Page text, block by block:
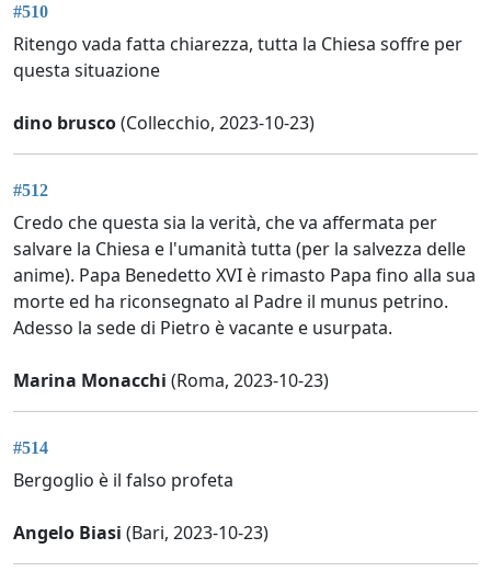
#510
Ritengo vada fatta chiarezza, tutta la Chiesa soffre per
questa situazione
dino brusco(Collecchio, 2023-10-23)
#512
Credo che questa sia la verità, che va affermata per
salvare la Chiesa e l'umanità tutta (per la salvezza delle
anime). Papa Benedetto XVI è rimasto Papa fino alla sua
morte ed ha riconsegnato al Padre il munus petrino.
Adesso la sede di Pietro è vacante e usurpata.
Marina Monacchi (Roma, 2023-10-23)
#514
Bergoglio è il falso profeta
Angelo Biasi (Bari, 2023-10-23)